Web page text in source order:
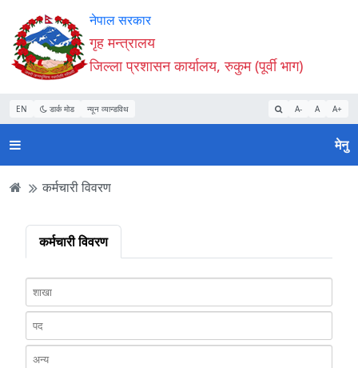
Accessibility
Mode
सुरु
गर्नुहोस्
सामाग्री
पढ्नुहाेस्
नेभिगेसन
पढ्नुहाेस्
वेबसाइट
खोजमा
जानुहोस्
नेपाल सरकार
गृह मन्त्रालय
जिल्ला प्रशासन कार्यालय, रुकुम (पूर्वी भाग)
EN डार्क मोड न्यून व्यान्डविथ A- A A+
मेनु
कर्मचारी विवरण
कर्मचारी विवरण